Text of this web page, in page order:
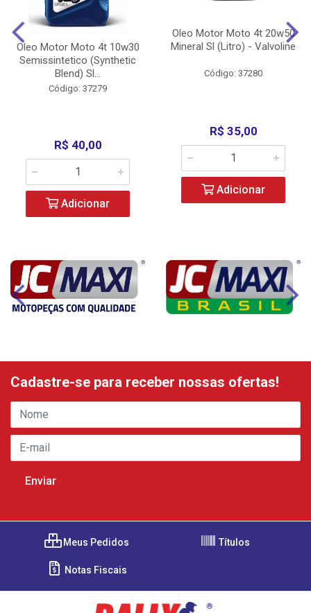
Oleo Motor Moto 4t 10w30
Semissintetico (Synthetic
Blend) Sl...
Código: 37279
R$ 40,00
Adicionar
Oleo Motor Moto 4t 20w50
Mineral Sl (Litro) - Valvoline
Código: 37280
R$ 35,00
Adicionar
Cadastre-se para receber nossas ofertas!
Meus Pedidos Títulos
Notas Fiscais